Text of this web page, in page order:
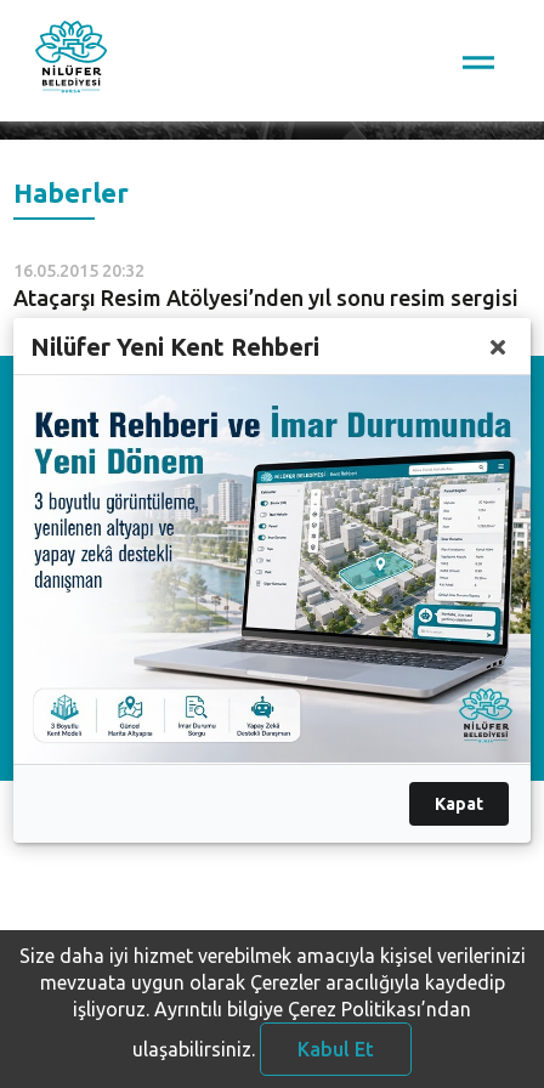
Haberler
16.05.2015 20:32
Ataçarşı Resim Atölyesi’nden yıl sonu resim sergisi
Çağrı Merkezi
444 16 03
Nilüfer Belediyesi. Copyright ©2020 Tüm Hakları Saklıdır.
KVKK Bilgilendirme-Başvuru
Download on the
App Store
Available on the
Google Play
Available on the
AppGallery
Nilüfer Yeni Kent Rehberi
Kapat
Size daha iyi hizmet verebilmek amacıyla kişisel verilerinizi
mevzuata uygun olarak Çerezler aracılığıyla kaydedip
işliyoruz. Ayrıntılı bilgiye Çerez Politikası’ndan
ulaşabilirsiniz.
Kabul Et